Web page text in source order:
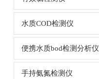
水质COD检测仪
便携水质bod检测分析仪
手持氨氮检测仪